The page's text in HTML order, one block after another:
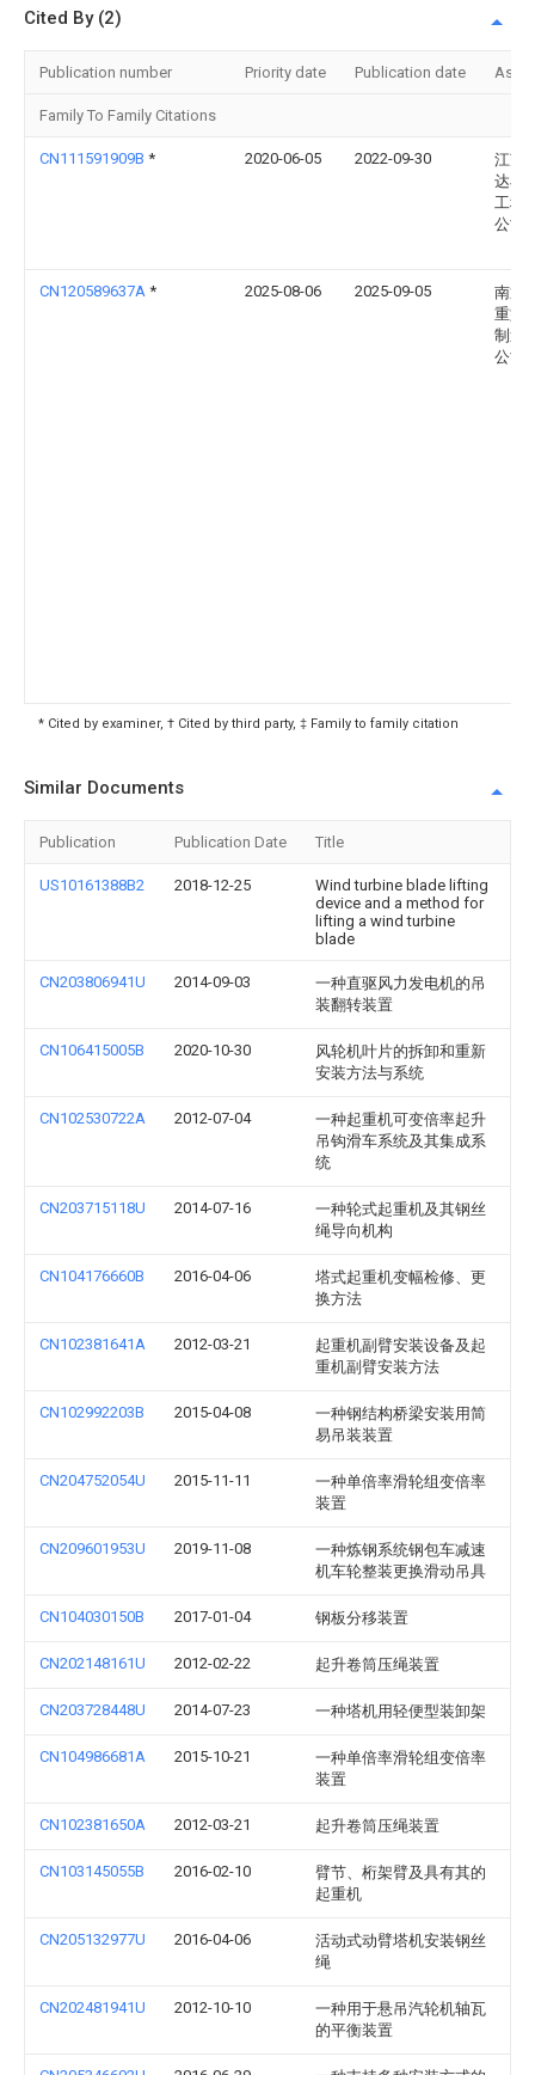
Cited By (2)
Publication number Priority date Publication date
Family To Family Citations
CN111591909B * 2020-06-05 2022-09-30
江苏
达丰
工程
公司
CN120589637A * 2025-08-06 2025-09-05
南通
重型
制造
公司
* Cited by examiner, † Cited by third party, ‡ Family to family citation
Similar Documents
Publication Publication Date Title
US10161388B2 2018-12-25
Wind turbine blade lifting
device and a method for
lifting a wind turbine
blade
CN203806941U 2014-09-03
一种直驱风力发电机的吊
装翻转装置
CN106415005B 2020-10-30
风轮机叶片的拆卸和重新
安装方法与系统
CN102530722A 2012-07-04
一种起重机可变倍率起升
吊钩滑车系统及其集成系
统
CN203715118U 2014-07-16
一种轮式起重机及其钢丝
绳导向机构
CN104176660B 2016-04-06
塔式起重机变幅检修、更
换方法
CN102381641A 2012-03-21
起重机副臂安装设备及起
重机副臂安装方法
CN102992203B 2015-04-08
一种钢结构桥梁安装用简
易吊装装置
CN204752054U 2015-11-11
一种单倍率滑轮组变倍率
装置
CN209601953U 2019-11-08
一种炼钢系统钢包车减速
机车轮整装更换滑动吊具
CN104030150B 2017-01-04 钢板分移装置
CN202148161U 2012-02-22 起升卷筒压绳装置
CN203728448U 2014-07-23 一种塔机用轻便型装卸架
CN104986681A 2015-10-21
一种单倍率滑轮组变倍率
装置
CN102381650A 2012-03-21 起升卷筒压绳装置
CN103145055B 2016-02-10
臂节、桁架臂及具有其的
起重机
CN205132977U 2016-04-06
活动式动臂塔机安装钢丝
绳
CN202481941U 2012-10-10
一种用于悬吊汽轮机轴瓦
的平衡装置